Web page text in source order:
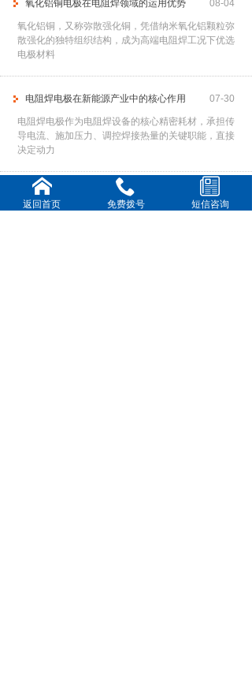
08-04
氧化铝铜电极在电阻焊领域的运用优势
氧化铝铜，又称弥散强化铜，凭借纳米氧化铝颗粒弥
散强化的独特组织结构，成为高端电阻焊工况下优选
电极材料
07-30
电阻焊电极在新能源产业中的核心作用
电阻焊电极作为电阻焊设备的核心精密耗材，承担传
导电流、施加压力、调控焊接热量的关键职能，直接
决定动力
07-28
提高电阻焊电极使用寿命
返回首页 免费拨号 短信咨询